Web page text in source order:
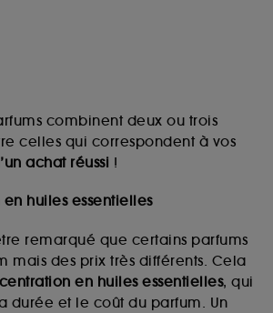
combinent deux ou trois
celles qui correspondent à vos
achat réussi !
huiles essentielles
remarqué que certains parfums
mais des prix très différents. Cela
en huiles essentielles, qui
durée et le coût du parfum. Un